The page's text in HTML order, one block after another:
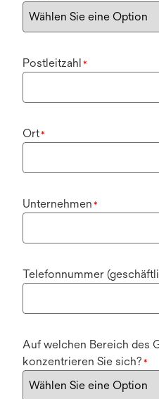
Postleitzahl *
Ort*
Unternehmen *
Telefonnummer
Auf welchen Bereich des
konzentrieren Sie sich? *